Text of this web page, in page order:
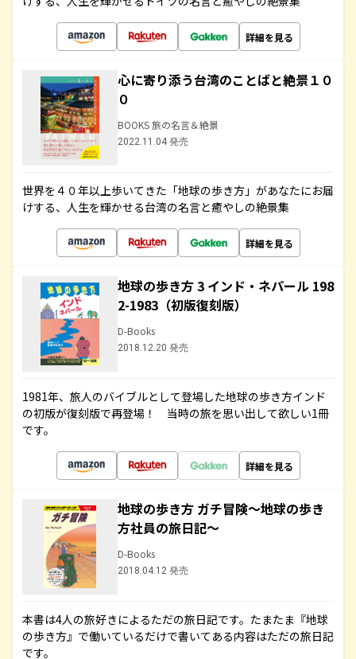
詳細を見る
心に寄り添う台湾のことばと絶景１０
０
BOOKS 旅の名言＆絶景
2022.11.04 発売
世界を４０年以上歩いてきた「地球の歩き方」があなたにお届
けする、人生を輝かせる台湾の名言と癒やしの絶景集
詳細を見る
地球の歩き方 3 インド・ネパール 198
2-1983（初版復刻版）
D-Books
2018.12.20 発売
1981年、旅人のバイブルとして登場した地球の歩き方インド
の初版が復刻版で再登場！ 当時の旅を思い出して欲しい1冊
です。
詳細を見る
地球の歩き方 ガチ冒険～地球の歩き
方社員の旅日記～
D-Books
2018.04.12 発売
本書は4人の旅好きによるただの旅日記です。たまたま『地球
の歩き方』で働いているだけで書いてある内容はただの旅日記
です。